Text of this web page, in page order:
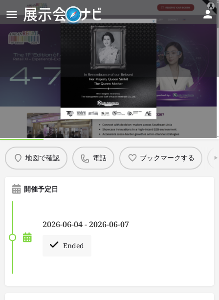
The 11th edition of ASEAN
Retail 2026
Details
地図で確認 電話 ブックマークする
開催予定日
2026-06-04 - 2026-06-07
Ended